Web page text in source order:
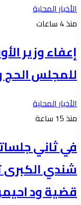
الأخبار المحلية
منذ 4 ساعات
إعفاء وزير
للمجلس الحج
الأخبار المحلية
منذ 15 ساعة
في ثاني
شندي
قضية ود